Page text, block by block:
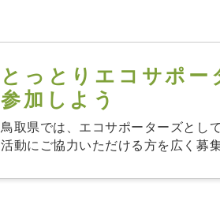
とっとりエコサポー
参加しよう
鳥取県では、エコサポーターズとし
活動にご協力いただける方を広く募